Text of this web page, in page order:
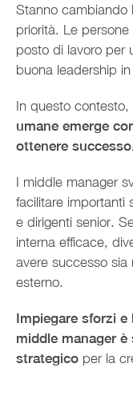
Stanno cambiando
priorità. Le
posto di lavoro per
buona leadership
In questo contesto,
umane emerge
ottenere
I middle manager
facilitare importanti
e dirigenti senior.
interna efficace,
avere successo
esterno.
Impiegare sforzi
middle manager
strategico per la